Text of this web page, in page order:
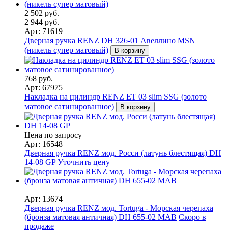
2 502 руб.
2 944 руб.
Арт: 71619
Дверная ручка RENZ DH 326-01 Авеллино MSN
(никель супер матовый)
В корзину
768 руб.
Арт: 67975
Накладка на цилиндр RENZ ET 03 slim SSG (золото
матовое сатинированное)
В корзину
Цена по запросу
Арт: 16548
Дверная ручка RENZ мод. Росси (латунь блестящая) DH
14-08 GP Уточнить цену
Арт: 13674
Дверная ручка RENZ мод. Tortuga - Морская черепаха
(бронза матовая античная) DH 655-02 MAB Скоро в
продаже